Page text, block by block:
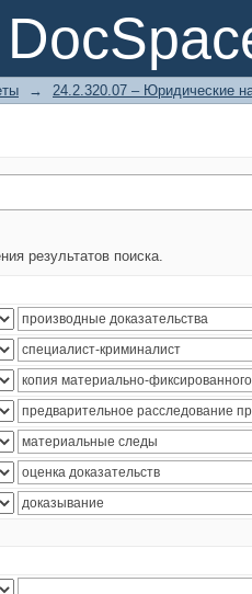
→ 24.2.320.07 – Юридические
результатов поиска.